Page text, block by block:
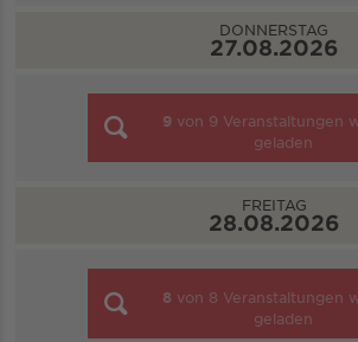
DONNERSTAG
27.08.2026
9 von 9 Veranstaltungen
geladen
FREITAG
28.08.2026
8 von 8 Veranstaltungen
geladen